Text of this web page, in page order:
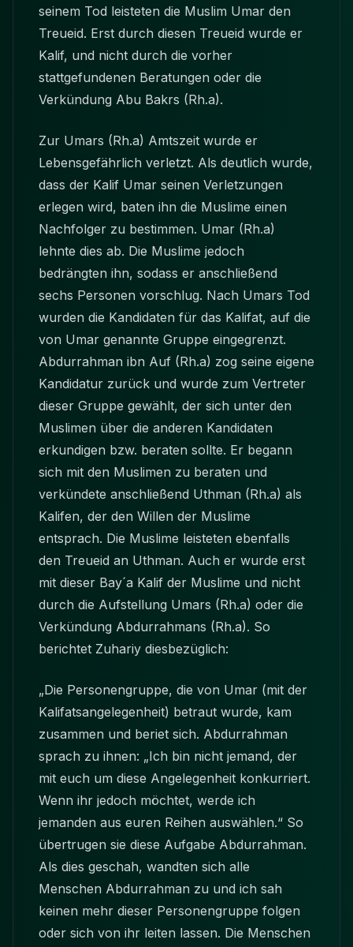
seinem Tod leisteten die Muslim Umar den
Treueid. Erst durch diesen Treueid wurde er
Kalif, und nicht durch die vorher
stattgefundenen Beratungen oder die
Verkündung Abu Bakrs (Rh.a).
Zur Umars (Rh.a) Amtszeit wurde er
Lebensgefährlich verletzt. Als deutlich wurde,
dass der Kalif Umar seinen Verletzungen
erlegen wird, baten ihn die Muslime einen
Nachfolger zu bestimmen. Umar (Rh.a)
lehnte dies ab. Die Muslime jedoch
bedrängten ihn, sodass er anschließend
sechs Personen vorschlug. Nach Umars Tod
wurden die Kandidaten für das Kalifat, auf die
von Umar genannte Gruppe eingegrenzt.
Abdurrahman ibn Auf (Rh.a) zog seine eigene
Kandidatur zurück und wurde zum Vertreter
dieser Gruppe gewählt, der sich unter den
Muslimen über die anderen Kandidaten
erkundigen bzw. beraten sollte. Er begann
sich mit den Muslimen zu beraten und
verkündete anschließend Uthman (Rh.a) als
Kalifen, der den Willen der Muslime
entsprach. Die Muslime leisteten ebenfalls
den Treueid an Uthman. Auch er wurde erst
mit dieser Bay´a Kalif der Muslime und nicht
durch die Aufstellung Umars (Rh.a) oder die
Verkündung Abdurrahmans (Rh.a). So
berichtet Zuhariy diesbezüglich:
„Die Personengruppe, die von Umar (mit der
Kalifatsangelegenheit) betraut wurde, kam
zusammen und beriet sich. Abdurrahman
sprach zu ihnen: „Ich bin nicht jemand, der
mit euch um diese Angelegenheit konkurriert.
Wenn ihr jedoch möchtet, werde ich
jemanden aus euren Reihen auswählen.“ So
übertrugen sie diese Aufgabe Abdurrahman.
Als dies geschah, wandten sich alle
Menschen Abdurrahman zu und ich sah
keinen mehr dieser Personengruppe folgen
oder sich von ihr leiten lassen. Die Menschen